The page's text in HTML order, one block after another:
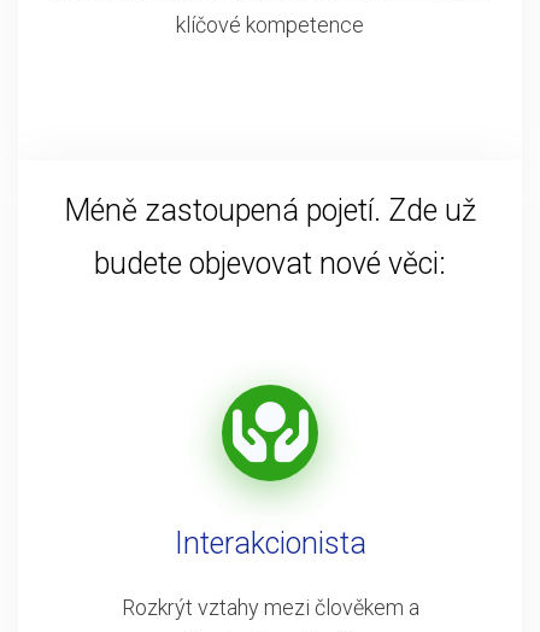
klíčové kompetence
Méně zastoupená pojetí. Zde už
budete objevovat nové věci:
Interakcionista
Rozkrýt vztahy mezi člověkem a